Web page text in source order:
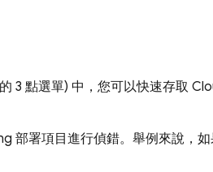
3 點選單) 中，您可以快速存取
部署項目進行偵錯。舉例來說，